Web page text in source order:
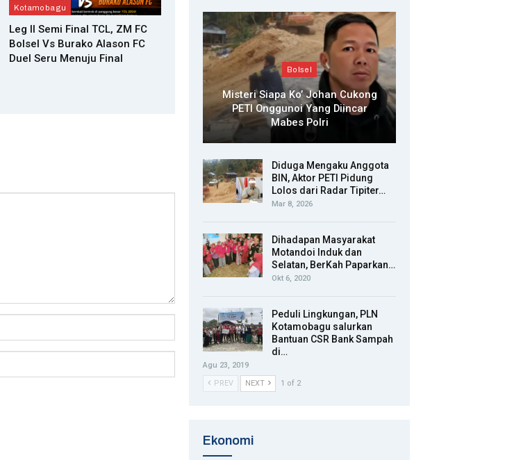
Kotamobagu
Leg II Semi Final TCL, ZM FC
Bolsel Vs Burako Alason FC
Duel Seru Menuju Final
Bolsel
Misteri Siapa Ko’ Johan Cukong
PETI Onggunoi Yang Diincar
Mabes Polri
Diduga Mengaku Anggota
BIN, Aktor PETI Pidung
Lolos dari Radar Tipiter…
Mar 8, 2026
Dihadapan Masyarakat
Motandoi Induk dan
Selatan, BerKah Paparkan…
Okt 6, 2020
Peduli Lingkungan, PLN
Kotamobagu salurkan
Bantuan CSR Bank Sampah
di…
Agu 23, 2019
PREV
NEXT 1 of 2
Ekonomi